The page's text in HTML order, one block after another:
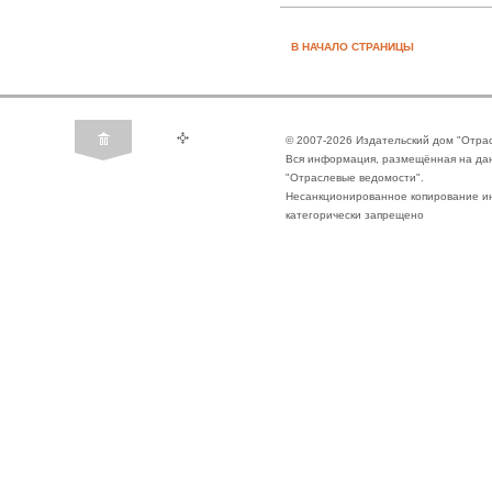
В НАЧАЛО СТРАНИЦЫ
© 2007-2026 Издательский дом
Вся информация, размещённая на
"Отраслевые ведомости".
Несанкционированное копирование
категорически запрещено